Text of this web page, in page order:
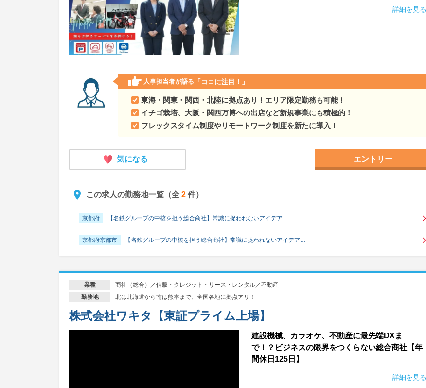
詳細を見る
人事担当者が語る 「ココに注目！」
東海・関東・関西・北陸に拠点あり！エリア限定勤務も可能！
イチゴ栽培、大阪・関西万博への出店など新規事業にも積極的！
フレックスタイム制度やリモートワーク制度を新たに導入！
気になる エントリー
この求人の勤務地一覧（全 2 件）
京都府 【名鉄グループの中核を担う総合商社】常識に捉われないアイデア…
京都府京都市 【名鉄グループの中核を担う総合商社】常識に捉われないアイデア…
業種 商社（総合）／信販・クレジット・リース・レンタル／不動産
勤務地 北は北海道から南は熊本まで、全国各地に拠点アリ！
株式会社ワキタ【東証プライム上場】
建設機械、カラオケ、不動産に最先端DXま
で！？ビジネスの限界をつくらない総合商社【年
間休日125日】
詳細を見る